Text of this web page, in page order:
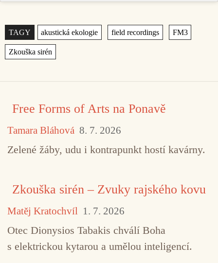
Štítky
Free Forms of Arts na Ponavě
Tamara Bláhová 8. 7. 2026
Zelené žáby, udu i kontrapunkt hostí kavárny.
Zkouška sirén – Zvuky rajského kovu
Matěj Kratochvíl 1. 7. 2026
Otec Dionysios Tabakis chválí Boha
s elektrickou kytarou a umělou inteligencí.